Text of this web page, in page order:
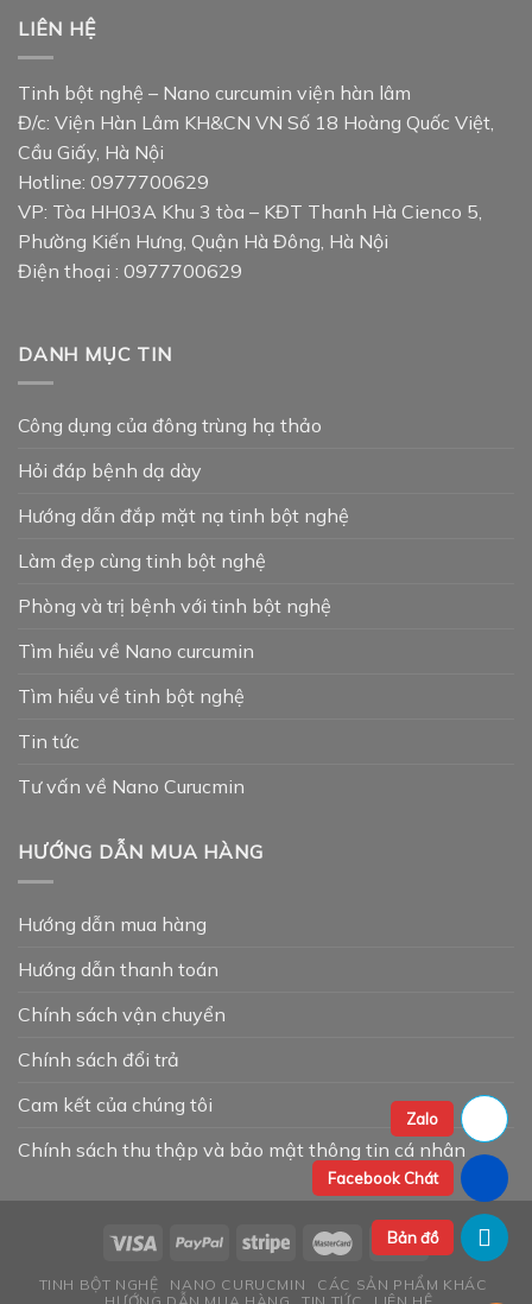
LIÊN HỆ
Tinh bột nghệ – Nano curcumin viện hàn lâm
Đ/c: Viện Hàn Lâm KH&CN VN Số 18 Hoàng Quốc Việt,
Cầu Giấy, Hà Nội
Hotline: 0977700629
VP: Tòa HH03A Khu 3 tòa – KĐT Thanh Hà Cienco 5,
Phường Kiến Hưng, Quận Hà Đông, Hà Nội
Điện thoại : 0977700629
DANH MỤC TIN
Công dụng của đông trùng hạ thảo
Hỏi đáp bệnh dạ dày
Hướng dẫn đắp mặt nạ tinh bột nghệ
Làm đẹp cùng tinh bột nghệ
Phòng và trị bệnh với tinh bột nghệ
Tìm hiểu về Nano curcumin
Tìm hiểu về tinh bột nghệ
Tin tức
Tư vấn về Nano Curucmin
HƯỚNG DẪN MUA HÀNG
Hướng dẫn mua hàng
Hướng dẫn thanh toán
Chính sách vận chuyển
Chính sách đổi trả
Cam kết của chúng tôi
Chính sách thu thập và bảo mật thông tin cá nhân
TINH BỘT NGHỆ NANO CURUCMIN
CÁC SẢN PHẨM KHÁC
Zalo
Facebook Chát
Bản đồ